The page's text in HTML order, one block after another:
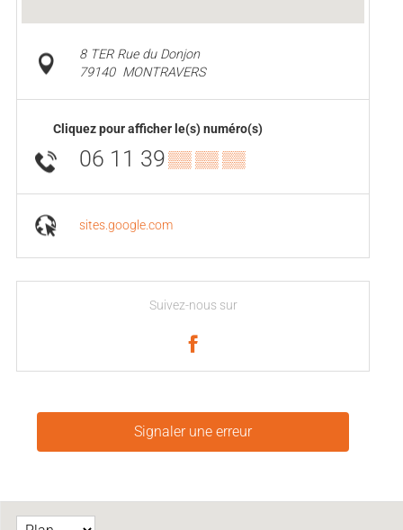
8 TER Rue du Donjon
79140 MONTRAVERS
Cliquez pour afficher le(s) numéro(s)
06 11 39▒▒ ▒▒ ▒▒
sites.google.com
Suivez-nous sur
Signaler une erreur